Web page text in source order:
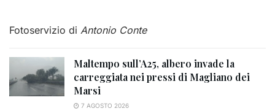
Fotoservizio di Antonio Conte
Maltempo sull’A25, albero invade la
carreggiata nei pressi di Magliano dei
Marsi
7 AGOSTO 2026